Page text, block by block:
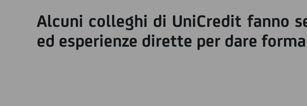
Alcuni colleghi di UniCredit fanno
ed esperienze dirette per dare